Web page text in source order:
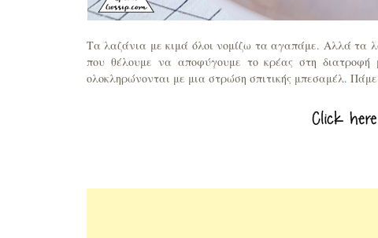
Τα λαζάνια με κιμά όλοι νομίζω τα αγαπάμε. Αλλά τα
που θέλουμε να αποφύγουμε το κρέας στη
ολοκληρώνονται με μια στρώση σπιτικής μπεσαμέλ.